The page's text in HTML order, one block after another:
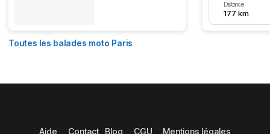
Distance
177 km
Toutes les balades moto Paris
Aide Contact Blog CGU Mentions légales